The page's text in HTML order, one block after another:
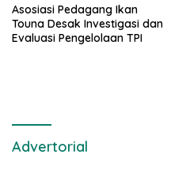
Asosiasi Pedagang Ikan
Touna Desak Investigasi dan
Evaluasi Pengelolaan TPI
Advertorial